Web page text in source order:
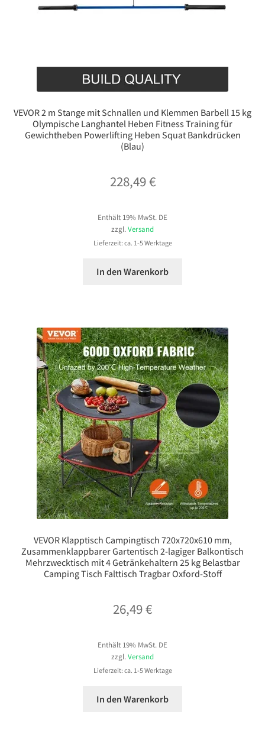
VEVOR 2 m Stange mit Schnallen und Klemmen Barbell 15 kg
Olympische Langhantel Heben Fitness Training für
Gewichtheben Powerlifting Heben Squat Bankdrücken
(Blau)
228,49€
Enthält 19% MwSt. DE
zzgl.Versand
Lieferzeit: ca. 1-5 Werktage
In den Warenkorb
VEVOR Klapptisch Campingtisch 720x720x610 mm,
Zusammenklappbarer Gartentisch 2-lagiger Balkontisch
Mehrzwecktisch mit 4 Getränkehaltern 25 kg Belastbar
Camping Tisch Falttisch Tragbar Oxford-Stoff
26,49€
Enthält 19% MwSt. DE
zzgl. Versand
Lieferzeit: ca. 1-5 Werktage
In den Warenkorb